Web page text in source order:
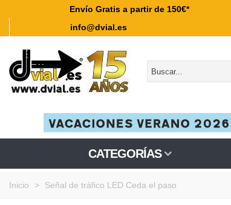
Envío Gratis a partir de 150€*
info@dvial.es
CATEGORÍAS
Inicio > Señal de tráfico LED Ceda el paso